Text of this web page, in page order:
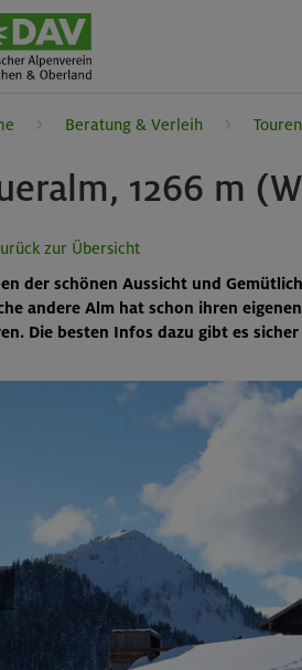
Beratung & Verleih
1266 m
zur Übersicht
der schönen Aussicht und
andere Alm hat schon ihren
Die besten Infos dazu gibt es